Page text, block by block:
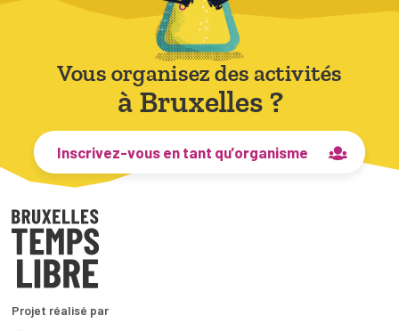
Vous organisez des activités
à Bruxelles ?
Inscrivez-vous en tant qu’organisme
Projet réalisé par